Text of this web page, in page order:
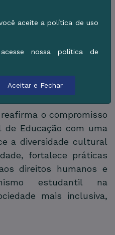
da categoria
todos os
a importância da
o respeito às
na região de
o compromisso
de Educação com uma
a diversidade cultural
fortalece práticas
direitos humanos e
estudantil na
mais inclusiva,
aceite a política de uso
nossa política de
Aceitar e Fechar